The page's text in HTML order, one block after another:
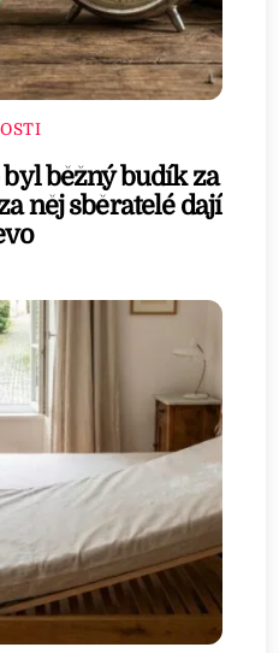
běžný budík za
něj sběratelé dají